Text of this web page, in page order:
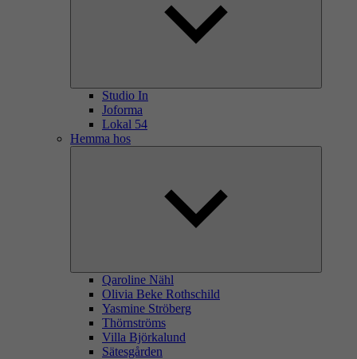
Studio In
Joforma
Lokal 54
Hemma hos
Qaroline Nähl
Olivia Beke Rothschild
Yasmine Ströberg
Thörnströms
Villa Björkalund
Sätesgården